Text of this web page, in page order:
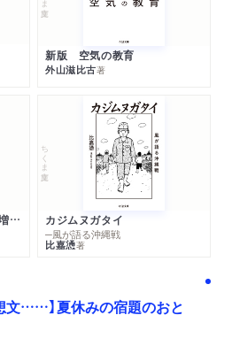
新版 空気の教育
外山滋比古著
不幸になりたがる人たち 増補新版
ちくま文庫
カジムヌガタイ
─風が語る沖縄戦
比嘉慂著
文……】夏休みの宿題のおと